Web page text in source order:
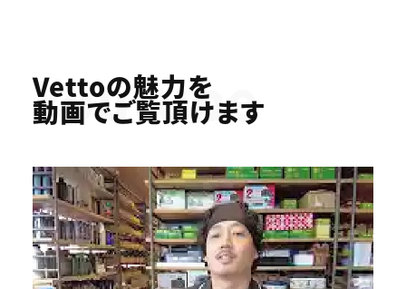
Youtube
Vettoの魅力を
動画でご覧頂けます